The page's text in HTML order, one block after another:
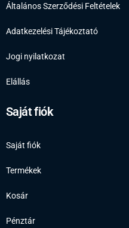
Általános Szerződési Feltételek
Adatkezelési Tájékoztató
Jogi nyilatkozat
Elállás
Saját fiók
Saját fiók
Termékek
Kosár
Pénztár